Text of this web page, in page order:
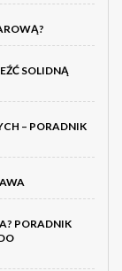
SOLIDNĄ
– PORADNIK
PORADNIK